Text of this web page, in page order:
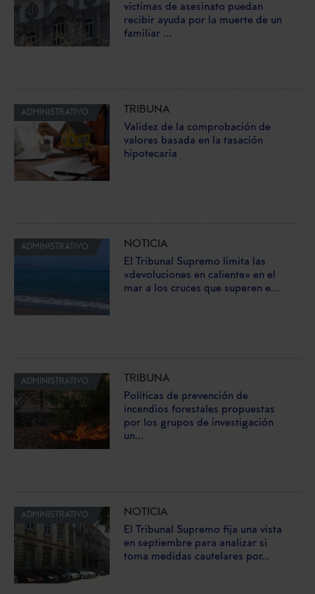
víctimas de asesinato puedan
recibir ayuda por la muerte de un
familiar ...
ADMINISTRATIVO
TRIBUNA
Validez de la comprobación de
valores basada en la tasación
hipotecaria
ADMINISTRATIVO
NOTICIA
El Tribunal Supremo limita las
«devoluciones en caliente» en el
mar a los cruces que superen e...
ADMINISTRATIVO
TRIBUNA
Políticas de prevención de
incendios forestales propuestas
por los grupos de investigación
un...
ADMINISTRATIVO
NOTICIA
El Tribunal Supremo fija una vista
en septiembre para analizar si
toma medidas cautelares por...